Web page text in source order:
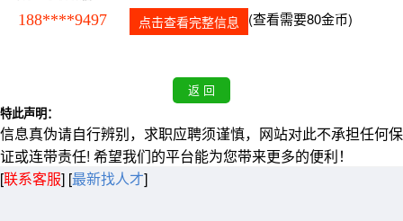
188****9497 点击查看完整信息 (查看需要80金币)
特此声明：
信息真伪请自行辨别，求职应聘须谨慎，网站对此不承担任何保
证或连带责任! 希望我们的平台能为您带来更多的便利！
[联系客服] [最新找人才]